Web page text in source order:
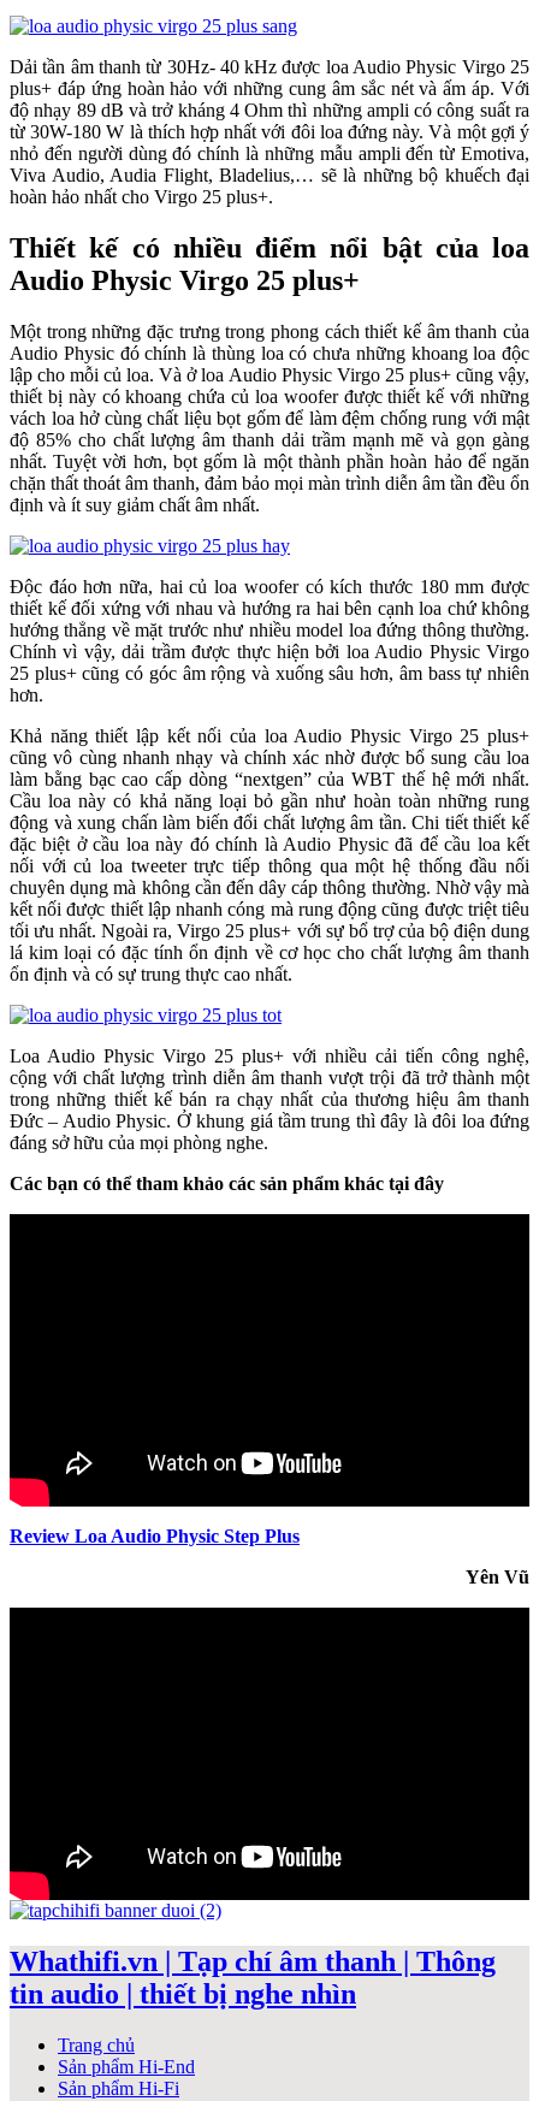
Dải tần âm thanh từ 30Hz- 40 kHz được loa Audio Physic Virgo 25
plus+ đáp ứng hoàn hảo với những cung âm sắc nét và ấm áp. Với
độ nhạy 89 dB và trở kháng 4 Ohm thì những ampli có công suất ra
từ 30W-180 W là thích hợp nhất với đôi loa đứng này. Và một gợi ý
nhỏ đến người dùng đó chính là những mẫu ampli đến từ Emotiva,
Viva Audio, Audia Flight, Bladelius,… sẽ là những bộ khuếch đại
hoàn hảo nhất cho Virgo 25 plus+.
Thiết kế có nhiều điểm nổi bật của loa
Audio Physic Virgo 25 plus+
Một trong những đặc trưng trong phong cách thiết kế âm thanh của
Audio Physic đó chính là thùng loa có chưa những khoang loa độc
lập cho mỗi củ loa. Và ở loa Audio Physic Virgo 25 plus+ cũng vậy,
thiết bị này có khoang chứa củ loa woofer được thiết kế với những
vách loa hở cùng chất liệu bọt gốm để làm đệm chống rung với mật
độ 85% cho chất lượng âm thanh dải trầm mạnh mẽ và gọn gàng
nhất. Tuyệt vời hơn, bọt gốm là một thành phần hoàn hảo để ngăn
chặn thất thoát âm thanh, đảm bảo mọi màn trình diễn âm tần đều ổn
định và ít suy giảm chất âm nhất.
Độc đáo hơn nữa, hai củ loa woofer có kích thước 180 mm được
thiết kế đối xứng với nhau và hướng ra hai bên cạnh loa chứ không
hướng thẳng về mặt trước như nhiều model loa đứng thông thường.
Chính vì vậy, dải trầm được thực hiện bởi loa Audio Physic Virgo
25 plus+ cũng có góc âm rộng và xuống sâu hơn, âm bass tự nhiên
hơn.
Khả năng thiết lập kết nối của loa Audio Physic Virgo 25 plus+
cũng vô cùng nhanh nhạy và chính xác nhờ được bổ sung cầu loa
làm bằng bạc cao cấp dòng “nextgen” của WBT thế hệ mới nhất.
Cầu loa này có khả năng loại bỏ gần như hoàn toàn những rung
động và xung chấn làm biến đổi chất lượng âm tần. Chi tiết thiết kế
đặc biệt ở cầu loa này đó chính là Audio Physic đã để cầu loa kết
nối với củ loa tweeter trực tiếp thông qua một hệ thống đầu nối
chuyên dụng mà không cần đến dây cáp thông thường. Nhờ vậy mà
kết nối được thiết lập nhanh cóng mà rung động cũng được triệt tiêu
tối ưu nhất. Ngoài ra, Virgo 25 plus+ với sự bổ trợ của bộ điện dung
lá kim loại có đặc tính ổn định về cơ học cho chất lượng âm thanh
ổn định và có sự trung thực cao nhất.
Loa Audio Physic Virgo 25 plus+ với nhiều cải tiến công nghệ,
cộng với chất lượng trình diễn âm thanh vượt trội đã trở thành một
trong những thiết kế bán ra chạy nhất của thương hiệu âm thanh
Đức – Audio Physic. Ở khung giá tầm trung thì đây là đôi loa đứng
đáng sở hữu của mọi phòng nghe.
Các bạn có thể tham khảo các sản phẩm khác tại đây
Review Loa Audio Physic Step Plus
Yên Vũ
Whathifi.vn | Tạp chí âm thanh | Thông
tin audio | thiết bị nghe nhìn
Trang chủ
Sản phẩm Hi-End
Sản phẩm Hi-Fi